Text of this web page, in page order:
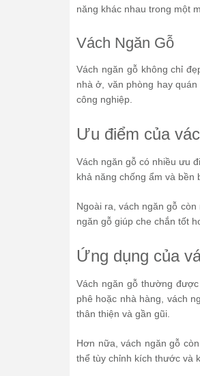
năng khác nhau trong một
Vách Ngăn Gỗ
Vách ngăn gỗ không chỉ
nhà ở, văn phòng hay
công nghiệp.
Ưu điểm của
Vách ngăn gỗ có nhiều ưu
khả năng chống ẩm và bền
Ngoài ra, vách ngăn gỗ
ngăn gỗ giúp che chắn tốt
Ứng dụng của
Vách ngăn gỗ thường
phê hoặc nhà hàng, vách
thân thiện và gần gũi.
Hơn nữa, vách ngăn gỗ
thể tùy chỉnh kích thước và